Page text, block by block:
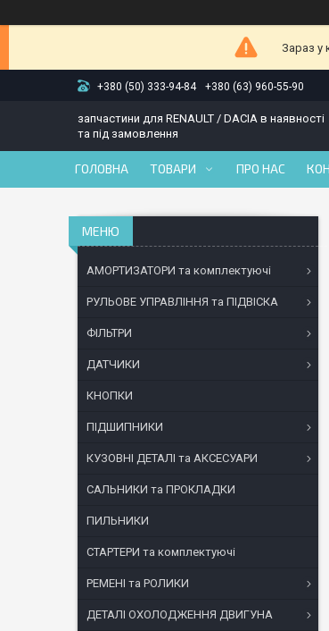
Зараз у
+380 (50) 333-94-84 +380 (63) 960-55-90
запчастини для RENAULT / DACIA в наявності
та під замовлення
ГОЛОВНА ТОВАРИ ПРО НАС
АМОРТИЗАТОРИ та комплектуючі
РУЛЬОВЕ УПРАВЛІННЯ та ПІДВІСКА
ФІЛЬТРИ
ДАТЧИКИ
КНОПКИ
ПІДШИПНИКИ
КУЗОВНІ ДЕТАЛІ та АКСЕСУАРИ
САЛЬНИКИ та ПРОКЛАДКИ
ПИЛЬНИКИ
СТАРТЕРИ та комплектуючі
РЕМЕНІ та РОЛИКИ
ДЕТАЛІ ОХОЛОДЖЕННЯ ДВИГУНА